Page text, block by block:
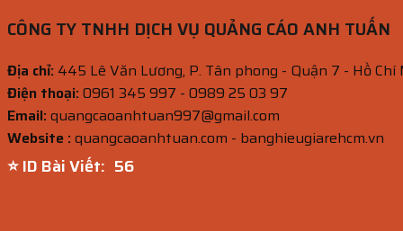
CÔNG TY TNHH DỊCH VỤ QUẢNG CÁO ANH TUẤN
Địa chỉ: 445 Lê Văn Lương, P. Tân phong - Quận 7 - Hồ Chí
Điện thoại:0961 345 997 - 0989 25 03 97
Email:quangcaoanhtuan997@gmail.com
Website :quangcaoanhtuan.com - banghieugiarehcm.vn
⭐ ID Bài Viết: 55